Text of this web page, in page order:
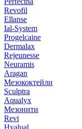
Revofil
Ellanse
Ial-System
Progelcaine
Dermalax
Rejeunesse
Neuramis
Aragan
Мезококтейли
Sculptra
Aqualyx
Мезонити
Revi
Hyalual